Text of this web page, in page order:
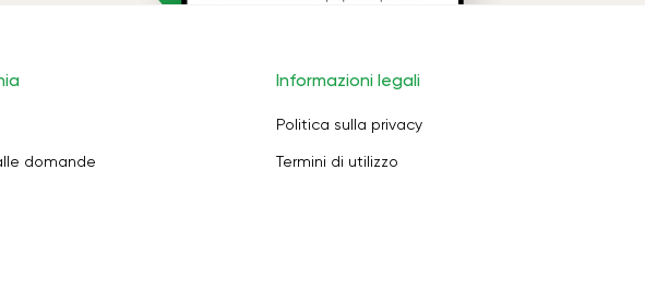
domande
Informazioni legali
Politica sulla privacy
Termini di utilizzo